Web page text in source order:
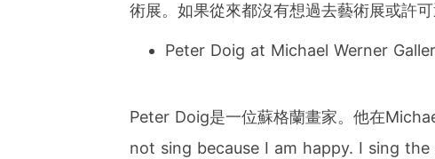
術展。如果從來都沒有想過去藝術展或許
Peter Doig at Michael Werner
Peter Doig是一位蘇格蘭畫家。他在
not sing because I am happy. I sing the